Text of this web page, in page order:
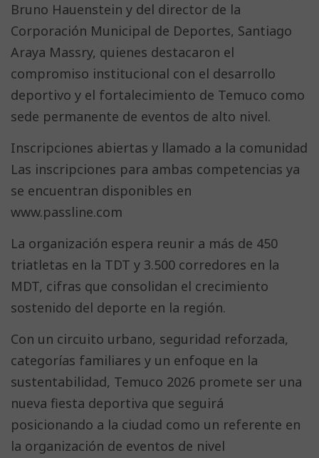
Bruno Hauenstein y del director de la
Corporación Municipal de Deportes, Santiago
Araya Massry, quienes destacaron el
compromiso institucional con el desarrollo
deportivo y el fortalecimiento de Temuco como
sede permanente de eventos de alto nivel.
Inscripciones abiertas y llamado a la comunidad
Las inscripciones para ambas competencias ya
se encuentran disponibles en
www.passline.com
La organización espera reunir a más de 450
triatletas en la TDT y 3.500 corredores en la
MDT, cifras que consolidan el crecimiento
sostenido del deporte en la región.
Con un circuito urbano, seguridad reforzada,
categorías familiares y un enfoque en la
sustentabilidad, Temuco 2026 promete ser una
nueva fiesta deportiva que seguirá
posicionando a la ciudad como un referente en
la organización de eventos de nivel